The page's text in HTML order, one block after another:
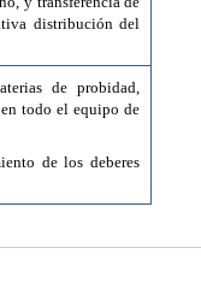
distribución del
de probidad,
todo el equipo de
de los deberes